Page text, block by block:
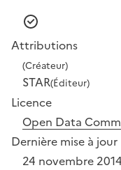
Attributions
(Créateur)
STAR(Éditeur)
Licence
Open Data
Dernière mise à jour
24 novembre 2014